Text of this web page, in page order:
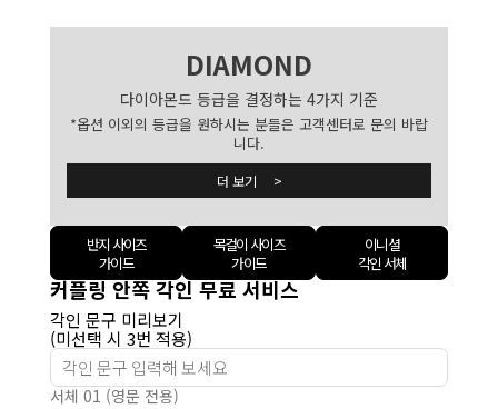
DIAMOND
다이아몬드 등급을 결정하는 4가지 기준
*옵션 이외의 등급을 원하시는 분들은 고객센터로 문의 바랍
니다.
더 보기 >
반지 사이즈
가이드
목걸이 사이즈
가이드
이니셜
각인 서체
커플링 안쪽 각인 무료 서비스
각인 문구 미리보기
(미선택 시 3번 적용)
서체 01 (영문 전용)